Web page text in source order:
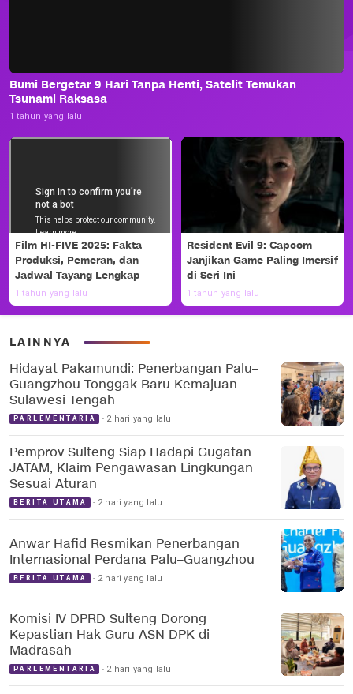
Bumi Bergetar 9 Hari Tanpa Henti, Satelit Temukan
Tsunami Raksasa
1 tahun yang lalu
Film HI-FIVE 2025: Fakta
Produksi, Pemeran, dan
Jadwal Tayang Lengkap
1 tahun yang lalu
Resident Evil 9: Capcom
Janjikan Game Paling Imersif
di Seri Ini
1 tahun yang lalu
LAINNYA
Hidayat Pakamundi: Penerbangan Palu–
Guangzhou Tonggak Baru Kemajuan
Sulawesi Tengah
PARLEMENTARIA 2 hari yang lalu
Pemprov Sulteng Siap Hadapi Gugatan
JATAM, Klaim Pengawasan Lingkungan
Sesuai Aturan
BERITA UTAMA 2 hari yang lalu
Anwar Hafid Resmikan Penerbangan
Internasional Perdana Palu–Guangzhou
BERITA UTAMA 2 hari yang lalu
Komisi IV DPRD Sulteng Dorong
Kepastian Hak Guru ASN DPK di
Madrasah
PARLEMENTARIA 2 hari yang lalu